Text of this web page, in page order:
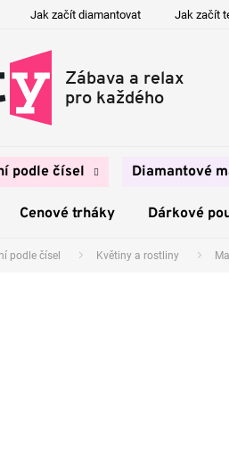
Jak začít diamantovat Jak začít
podle čísel Diamantové
Cenové trháky Dárkové
podle čísel Květiny a rostliny